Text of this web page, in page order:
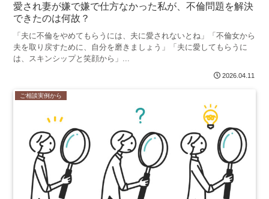
愛され妻が嫌で嫌で仕方なかった私が、不倫問題を解決
できたのは何故？
「夫に不倫をやめてもらうには、夫に愛されないとね」「不倫女から
夫を取り戻すために、自分を磨きましょう」「夫に愛してもらうに
は、スキンシップと笑顔から」...
2026.04.11
ご相談実例から